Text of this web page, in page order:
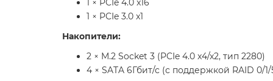
1 × PCIe 4.0 x16
1 × PCIe 3.0 x1
Накопители:
2 × M.2 Socket 3 (PCIe 4.0 x4/x2, тип 2280)
4 × SATA 6Гбит/с (с поддержкой RAID 0/1/